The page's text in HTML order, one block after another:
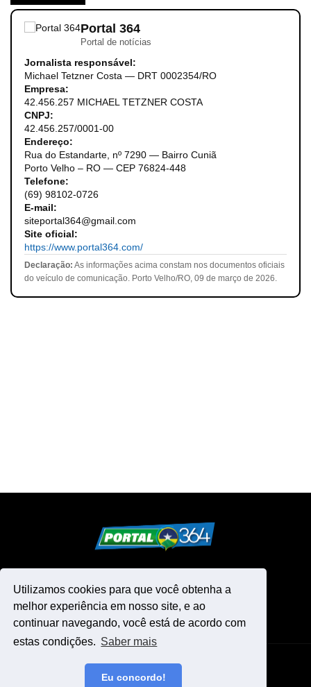
Utilizamos cookies para que você obtenha a
melhor experiência em nosso site, e ao
continuar navegando, você está de acordo com
estas condições. Saber mais
Eu concordo!
Portal 364
Portal de notícias
Jornalista responsável:
Michael Tetzner Costa — DRT 0002354/RO
Empresa:
42.456.257 MICHAEL TETZNER COSTA
CNPJ:
42.456.257/0001-00
Endereço:
Rua do Estandarte, nº 7290 — Bairro Cuniã
Porto Velho – RO — CEP 76824-448
Telefone:
(69) 98102-0726
E-mail:
siteportal364@gmail.com
Site oficial:
https://www.portal364.com/
Declaração: As informações acima constam nos documentos oficiais
do veículo de comunicação. Porto Velho/RO, 09 de março de 2026.
Blogger Templates